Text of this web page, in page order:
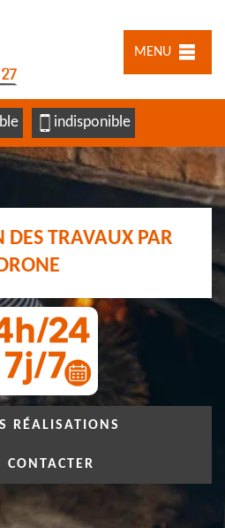
MENU
indisponible
DES TRAVAUX PAR
RÉALISATIONS
CONTACTER